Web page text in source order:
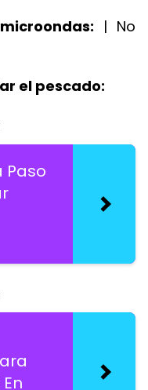
| No
el pescado:
Paso